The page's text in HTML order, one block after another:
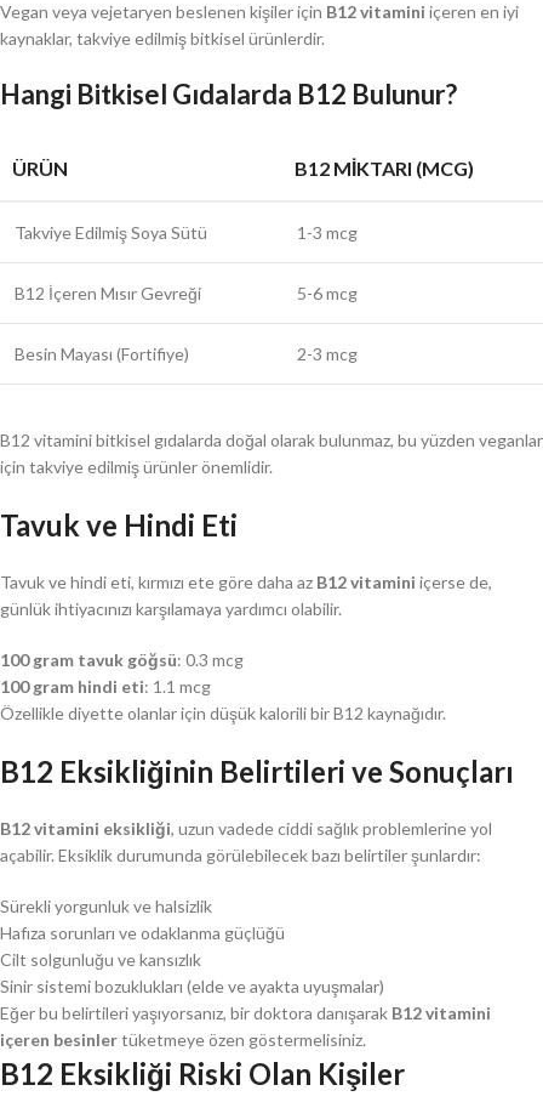
Vegan veya vejetaryen beslenen kişiler için B12 vitamini içeren en iyi
kaynaklar, takviye edilmiş bitkisel ürünlerdir.
Hangi Bitkisel Gıdalarda B12 Bulunur?
ÜRÜN B12 MIKTARI (MCG)
Takviye Edilmiş Soya Sütü 1-3 mcg
B12 İçeren Mısır Gevreği 5-6 mcg
Besin Mayası (Fortifiye) 2-3 mcg
B12 vitamini bitkisel gıdalarda doğal olarak bulunmaz, bu yüzden veganlar
için takviye edilmiş ürünler önemlidir.
Tavuk ve Hindi Eti
Tavuk ve hindi eti, kırmızı ete göre daha az B12 vitamini içerse de,
günlük ihtiyacınızı karşılamaya yardımcı olabilir.
100 gram tavuk göğsü: 0.3 mcg
100 gram hindi eti: 1.1 mcg
Özellikle diyette olanlar için düşük kalorili bir B12 kaynağıdır.
B12 Eksikliğinin Belirtileri ve Sonuçları
B12 vitamini eksikliği, uzun vadede ciddi sağlık problemlerine yol
açabilir. Eksiklik durumunda görülebilecek bazı belirtiler şunlardır:
Sürekli yorgunluk ve halsizlik
Hafıza sorunları ve odaklanma güçlüğü
Cilt solgunluğu ve kansızlık
Sinir sistemi bozuklukları (elde ve ayakta uyuşmalar)
Eğer bu belirtileri yaşıyorsanız, bir doktora danışarak B12 vitamini
içeren besinlertüketmeye özen göstermelisiniz.
B12 Eksikliği Riski Olan Kişiler